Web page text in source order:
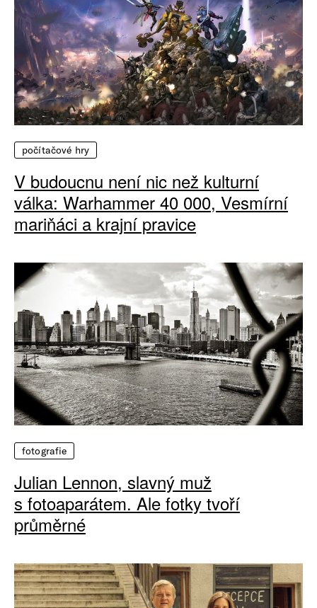
počítačové hry
V budoucnu není nic než kulturní
válka: Warhammer 40 000, Vesmírní
mariňáci a krajní pravice
fotografie
Julian Lennon, slavný muž
s fotoaparátem. Ale fotky tvoří
průměrné